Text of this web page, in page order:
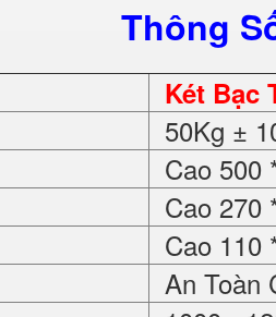
Thông
Két Bạc
50Kg ±
Cao 500
Cao 270
Cao 110
An Toàn